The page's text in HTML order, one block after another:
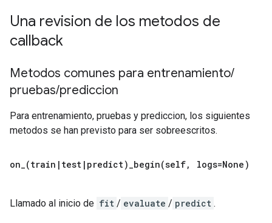
Una revision de los metodos de
callback
Metodos comunes para entrenamiento/
pruebas/prediccion
Para entrenamiento, pruebas y prediccion, los siguientes
metodos se han previsto para ser sobreescritos.
on_(train | test | predict)_begin(self, logs=None)
Llamado al inicio de fit / evaluate / predict .